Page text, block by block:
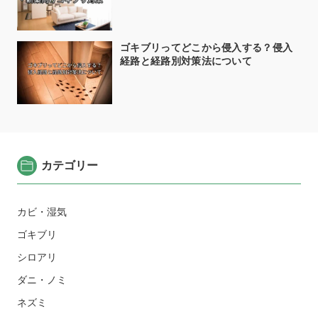
ゴキブリってどこから侵入する？侵入
経路と経路別対策法について
カテゴリー
カビ・湿気
ゴキブリ
シロアリ
ダニ・ノミ
ネズミ